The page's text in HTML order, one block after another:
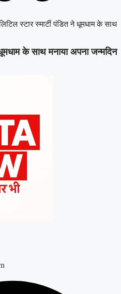
स्टार स्मार्टी पंडित ने धूमधाम के साथ
धूमधाम के साथ मनाया अपना जन्मदिन